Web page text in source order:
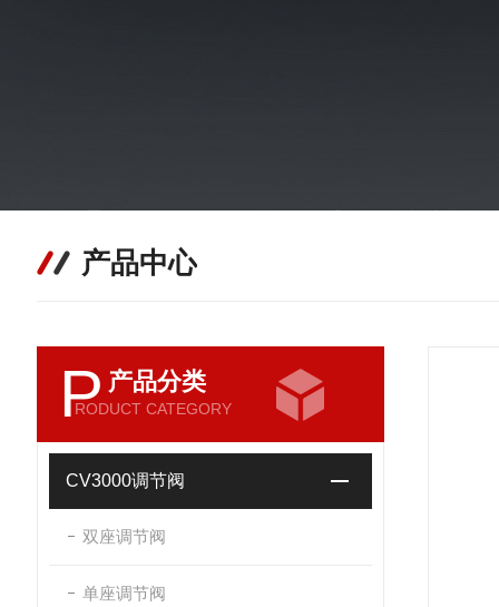
产品中心
P 产品分类
RODUCT CATEGORY
CV3000调节阀
双座调节阀
单座调节阀